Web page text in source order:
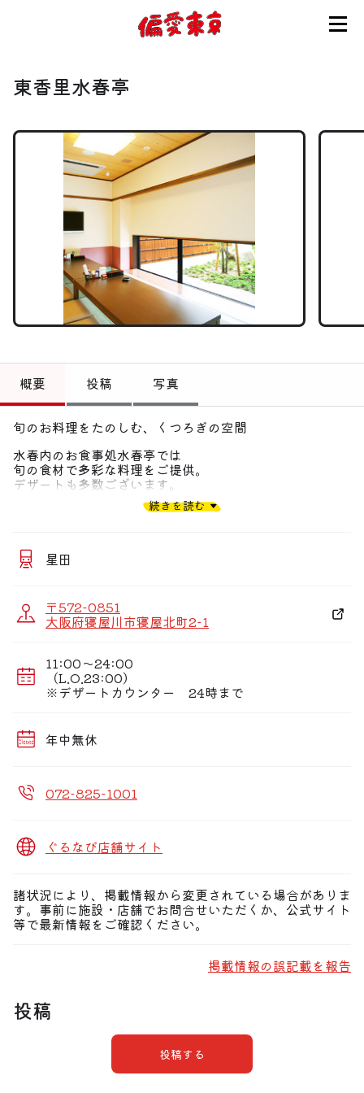
使い方
ログイン
会員登録
お知らせ
トップ
偏愛コミュニティ
投稿
偏愛記事
偏愛スポット
東香里水春亭
概要 投稿 写真
旬のお料理をたのしむ、くつろぎの空間
水春内のお食事処水春亭では
旬の食材で多彩な料理をご提供。
デザートも多数ございます。
宴会対応の大広間や、個室や貸し座敷も
ございますのでお気軽におたずねください。
続きを読む
星田
〒572-0851
大阪府寝屋川市寝屋北町2-1
11:00〜24:00
（L.O.23:00）
※デザートカウンター 24時まで
年中無休
072-825-1001
ぐるなび店舗サイト
諸状況により、掲載情報から変更されている場合がありま
す。事前に施設・店舗でお問合せいただくか、公式サイト
等で最新情報をご確認ください。
掲載情報の誤記載を報告
投稿
投稿する